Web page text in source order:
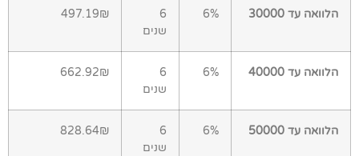
הלוואה עד 30000 6%
6
שנים
497.19₪
הלוואה עד 40000 6%
6
שנים
662.92₪
הלוואה עד 50000 6%
6
שנים
828.64₪